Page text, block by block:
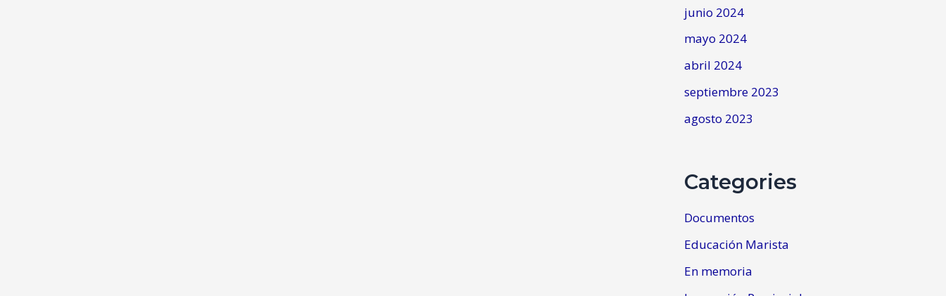
junio 2024
mayo 2024
abril 2024
septiembre 2023
agosto 2023
Categories
Documentos
Educación Marista
En memoria